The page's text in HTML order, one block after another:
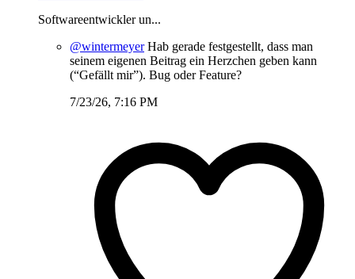
Softwareentwickler un...
@wintermeyerHab gerade festgestellt, dass man
seinem eigenen Beitrag ein Herzchen geben kann
(“Gefällt mir”). Bug oder Feature?
7/23/26, 7:16 PM